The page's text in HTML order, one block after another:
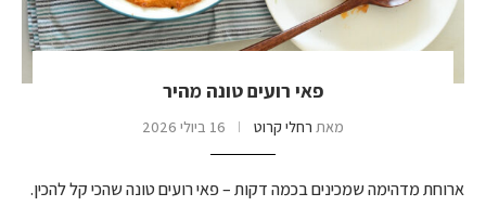
פאי רועים טונה מהיר
מאת רחלי קרוט 16 ביולי 2026
ארוחת מדהימה שמכינים בכמה דקות – פאי רועים טונה שהכי קל להכין.